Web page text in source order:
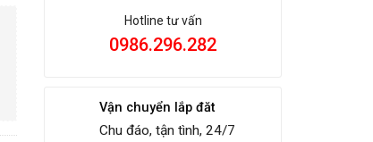
Hotline tư vấn
0986.296.282
Vận chuyển lắp đăt
Chu đáo, tận tình, 24/7